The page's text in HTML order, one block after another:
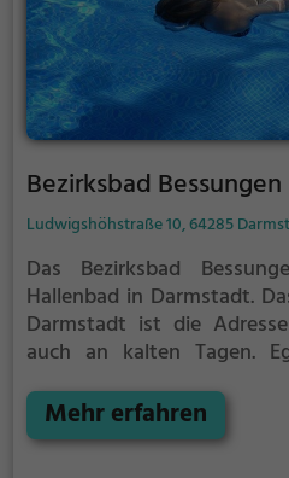
Bezirksbad
Ludwigshöhstraße 10, 64285
Das Bezirksbad
Hallenbad in Darmstadt.
Darmstadt ist die
auch an kalten Tagen.
im Bezirksbad Bessungen
auf seine Kosten.
Mehr erfahren